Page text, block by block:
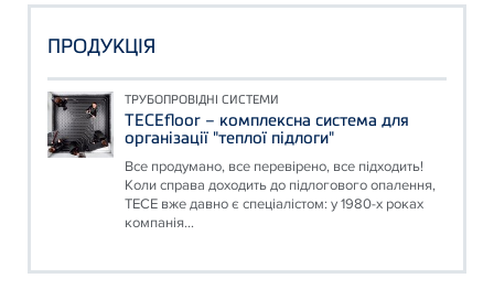
ПРОДУКЦІЯ
ТРУБОПРОВІДНІ СИСТЕМИ
TECEfloor – комплексна система для
організації "теплої підлоги"
Все продумано, все перевірено, все підходить!
Коли справа доходить до підлогового опалення,
TECE вже давно є спеціалістом: у 1980-х роках
компанія...